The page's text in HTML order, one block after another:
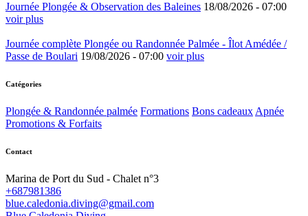
Journée Plongée & Observation des Baleines 18/08/2026 - 07:00
voir plus
Journée complète Plongée ou Randonnée Palmée - Îlot Amédée /
Passe de Boulari 19/08/2026 - 07:00 voir plus
Catégories
Plongée & Randonnée palmée Formations Bons cadeaux Apnée
Promotions & Forfaits
Contact
Marina de Port du Sud - Chalet n°3
+687981386
blue.caledonia.diving@gmail.com